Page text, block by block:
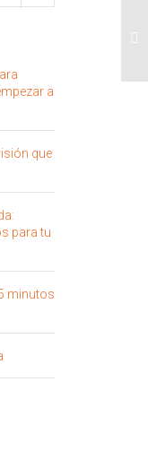
a
que
para tu
minutos